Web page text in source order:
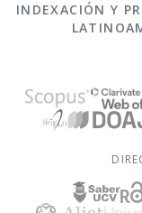
INDEXACIÓN Y